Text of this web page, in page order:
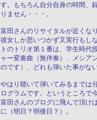
す。もちろん自分自身の時間、
りません・・・。
富田さんのリサイタルが近くな
彼女しか思いつかず又実行もし
トのトリオ第１番は、学生時代
ャー変奏曲（無伴奏）、メシア
のです）、どれも弾いた事がな
やはり聴いて弾いてみるまでは
ログラムです。というところで
富田さんのブログに飛んで頂け
に（明日？明後日？）。